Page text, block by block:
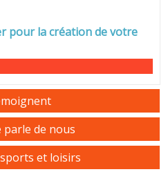
pour la création de votre
parle de nous
et loisirs